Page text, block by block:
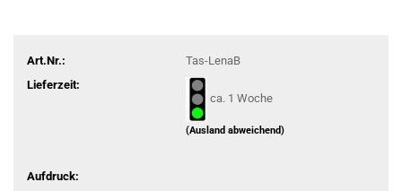
Art.Nr.:
Tas-LenaB
Lieferzeit:
ca. 1 Woche
(Ausland abweichend)
Aufdruck: